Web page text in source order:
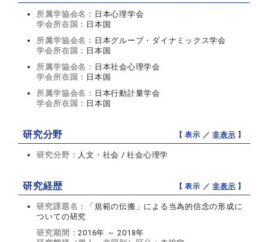
所属学協会名： 日本心理学会
学会所在国： 日本国
所属学協会名： 日本グループ・ダイナミックス学会
学会所在国： 日本国
所属学協会名： 日本社会心理学会
学会所在国： 日本国
所属学協会名： 日本行動計量学会
学会所在国： 日本国
研究分野 【 表示 ／非表示 】
研究分野： 人文・社会 / 社会心理学
研究経歴 【 表示 ／非表示 】
研究課題名：
「規範の伝搬」による当為的信念の形成に
ついての研究
研究期間：2016年 ～ 2018年